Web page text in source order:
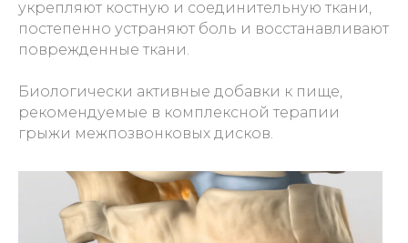
укрепляют костную и соединительную ткани,
постепенно устраняют боль и восстанавливают
поврежденные ткани.
Биологически активные добавки к пище,
рекомендуемые в комплексной терапии
грыжи межпозвонковых дисков.